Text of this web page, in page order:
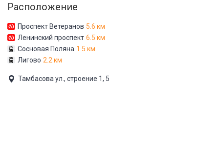
Расположение
Проспект Ветеранов 5.6 км
Ленинский проспект 6.5 км
Сосновая Поляна 1.5 км
Лигово 2.2 км
Тамбасова ул., строение 1, 5